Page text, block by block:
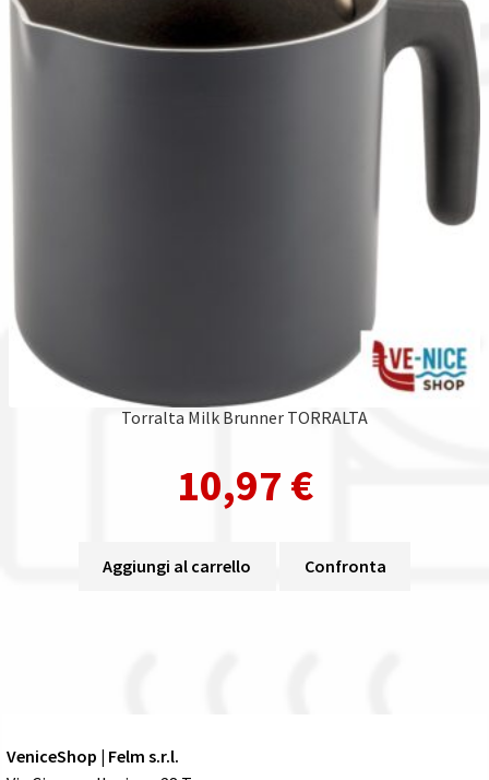
Torralta Milk Brunner TORRALTA
10,97 €
Aggiungi al carrello Confronta
VeniceShop | Felm s.r.l.